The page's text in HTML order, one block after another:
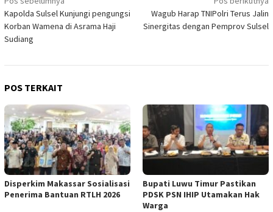
pos
Kapolda Sulsel Kunjungi pengungsi
Korban Wamena di Asrama Haji
Sudiang
Wagub Harap TNIPolri Terus Jalin
Sinergitas dengan Pemprov Sulsel
POS TERKAIT
Disperkim Makassar Sosialisasi
Penerima Bantuan RTLH 2026
Bupati Luwu Timur Pastikan
PDSK PSN IHIP Utamakan Hak
Warga